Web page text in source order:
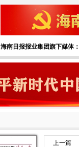
海南日报报业集团旗下媒体：
上一篇